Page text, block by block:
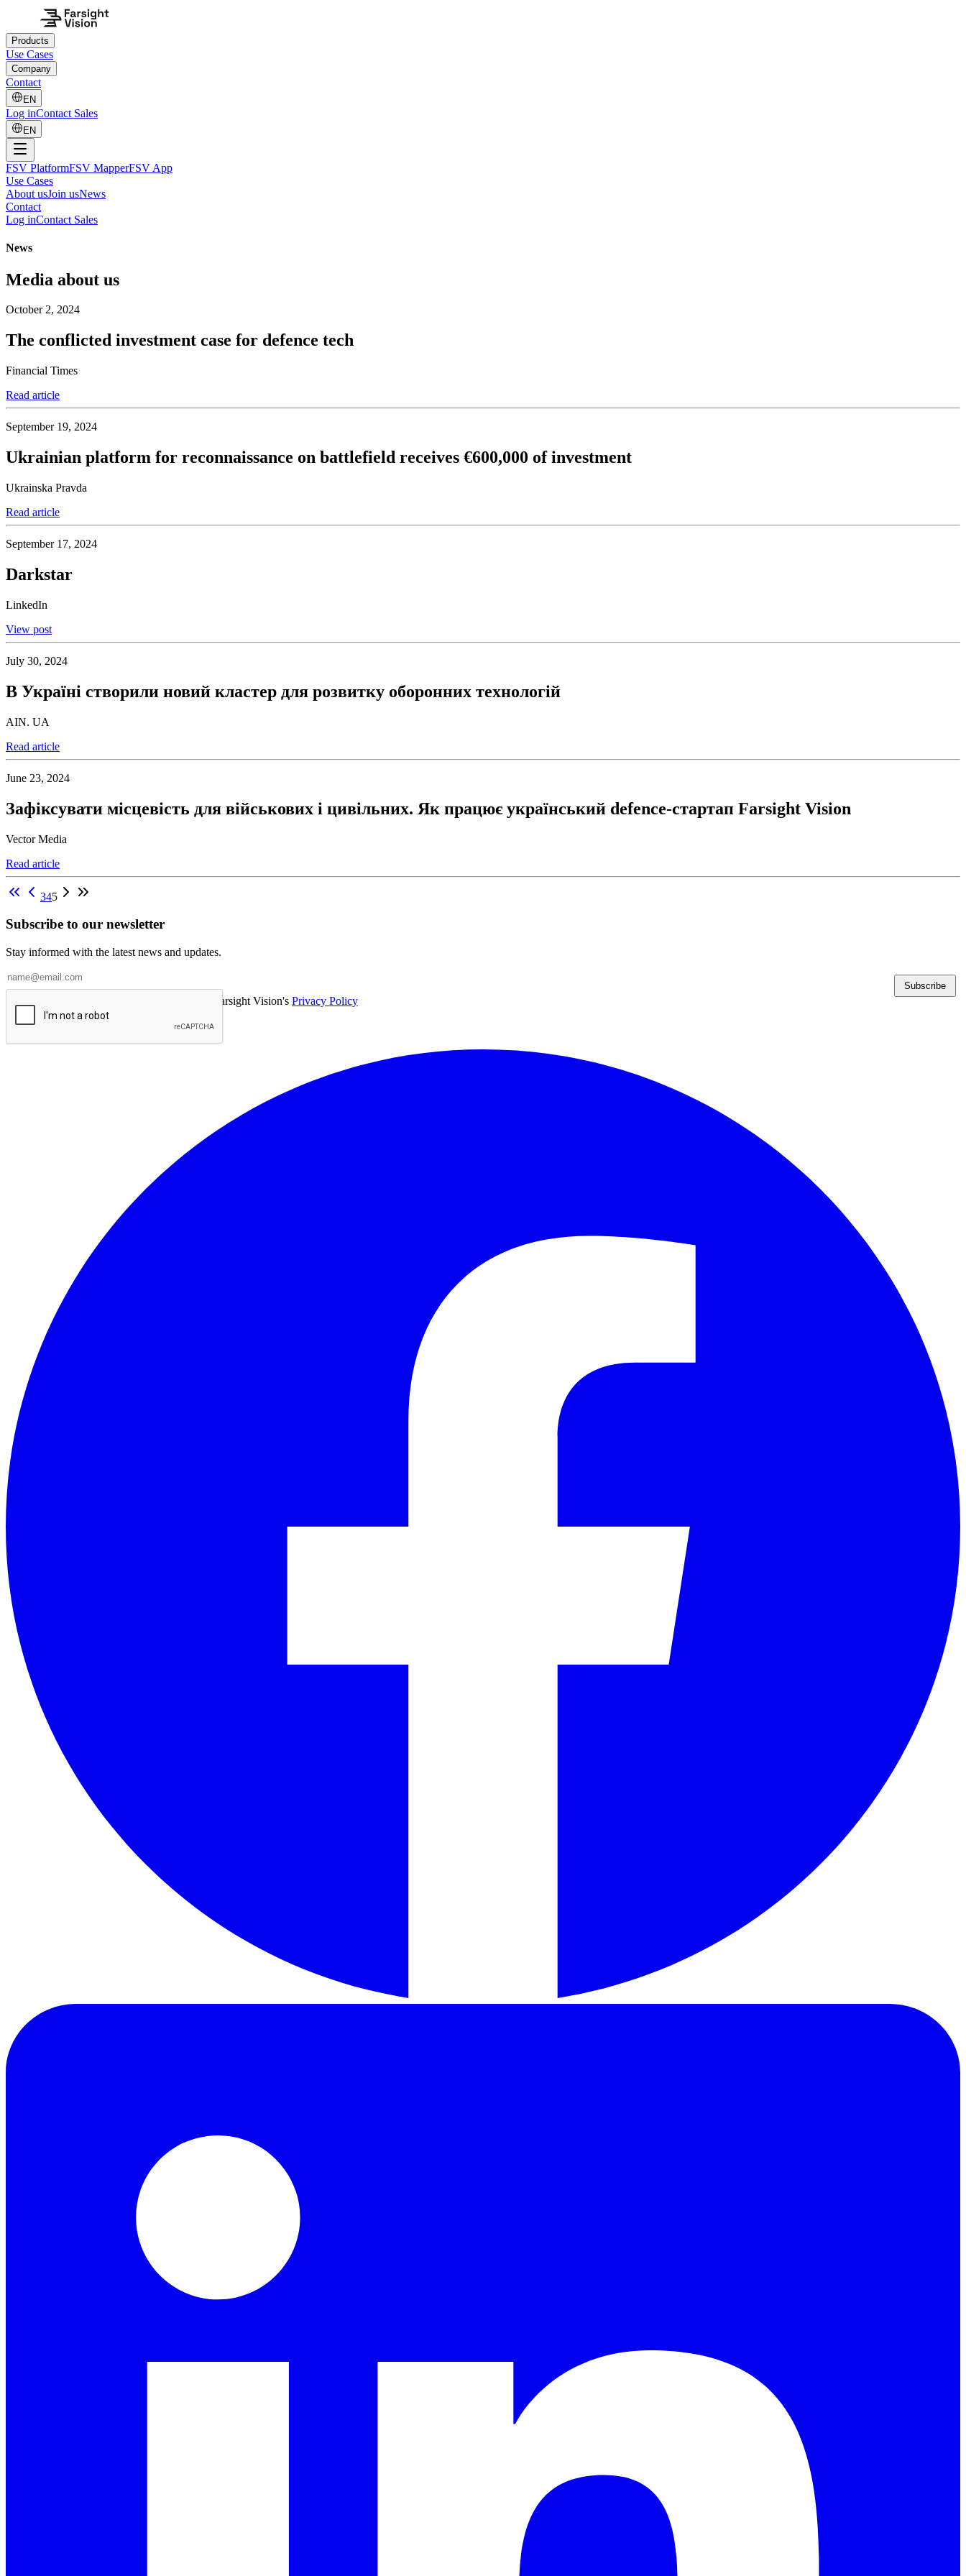
Products
Use Cases
Company
Contact
EN
Log inContact Sales
EN
FSV PlatformFSV MapperFSV App
Use Cases
About usJoin usNews
Contact
Log inContact Sales
News
Media about us
October 2, 2024
The conflicted investment case for defence tech
Financial Times
Read article
September 19, 2024
Ukrainian platform for reconnaissance on battlefield receives €600,000 of investment
Ukrainska Pravda
Read article
September 17, 2024
Darkstar
LinkedIn
View post
July 30, 2024
В Україні створили новий кластер для розвитку оборонних технологій
AIN. UA
Read article
June 23, 2024
Зафіксувати місцевість для військових і цивільних. Як працює український defence-стартап Farsight Vision
Vector Media
Read article
345
Subscribe to our newsletter
Stay informed with the latest news and updates.
Subscribe
Farsight Vision's Privacy Policy